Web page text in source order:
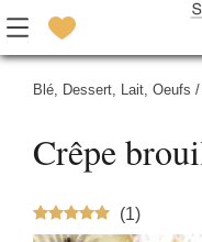
Blé, Dessert, Lait, Oeufs /
Crêpe
(1)